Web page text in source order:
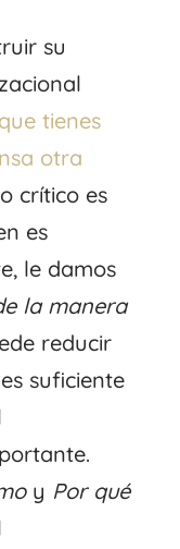
su
tienes
otra
crítico es
es
le damos
la manera
reducir
suficiente
y Por qué